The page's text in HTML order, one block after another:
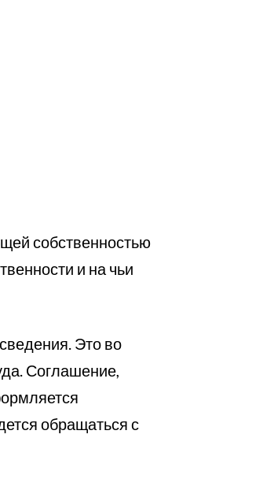
собственностью
и на чьи
Это во
Соглашение,
обращаться с